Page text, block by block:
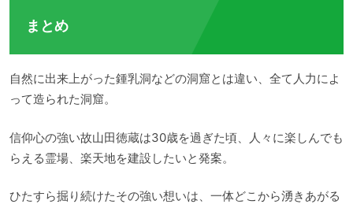
まとめ
自然に出来上がった鍾乳洞などの洞窟とは違い、全て人力によ
って造られた洞窟。
信仰心の強い故山田徳蔵は30歳を過ぎた頃、人々に楽しんでも
らえる霊場、楽天地を建設したいと発案。
ひたすら掘り続けたその強い想いは、一体どこから湧きあがる